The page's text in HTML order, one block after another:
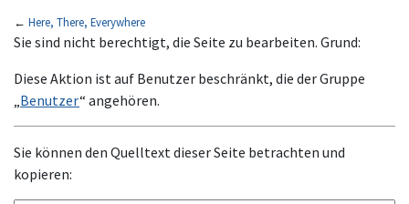
← Here, There, Everywhere
Wechseln zu:Navigation, Suche
Sie sind nicht berechtigt, die Seite zu bearbeiten. Grund:
Diese Aktion ist auf Benutzer beschränkt, die der Gruppe
Benutzer“ angehören.
Sie können den Quelltext dieser Seite betrachten und
kopieren: